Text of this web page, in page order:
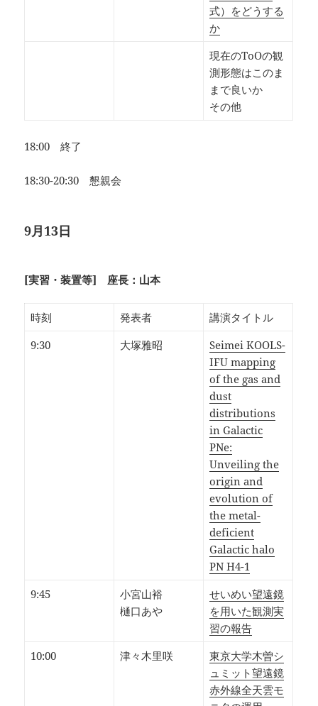
式）をどうする
か
現在のToOの観
測形態はこのま
まで良いか
その他
18:00 終了
18:30-20:30 懇親会
9月13日
[実習・装置等] 座長：山本
時刻 発表者
講演タイトル
9:30
大塚雅昭
Seimei KOOLS-
IFU mapping
of the gas and
dust
distributions
in Galactic
PNe:
Unveiling the
origin and
evolution of
the metal-
deficient
Galactic halo
PN H4-1
9:45
小宮山裕
樋口あや
せいめい望遠鏡
を用いた観測実
習の報告
10:00
津々木里咲
東京大学木曽シ
ュミット望遠鏡
赤外線全天雲モ